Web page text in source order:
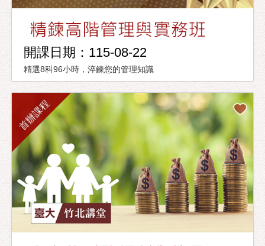
開課日期：115-08-22
精選8科96小時，淬鍊您的管理知識
首辦課程